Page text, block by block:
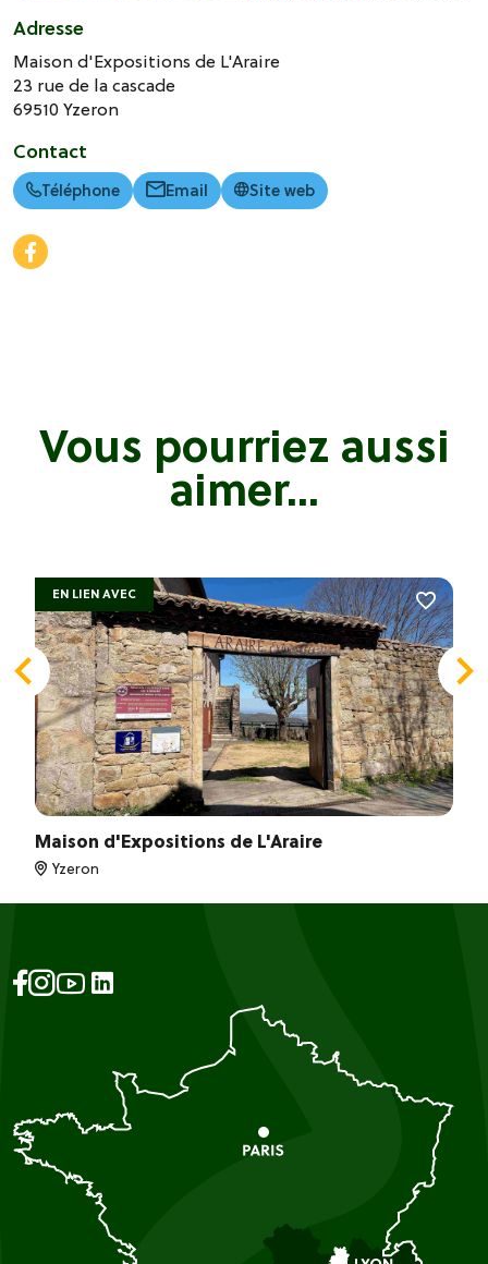
Adresse
Maison d'Expositions de L'Araire
23 rue de la cascade
69510Yzeron
Contact
Téléphone Email Site web
Vous pourriez aussi
aimer...
Maison d'Expositions de L'Araire
Yzeron
EN LIEN AVEC